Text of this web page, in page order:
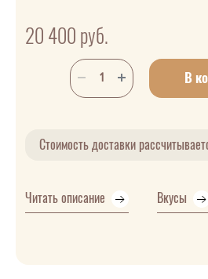
20 400 руб.
В
Стоимость доставки
Читать описание Вкусы